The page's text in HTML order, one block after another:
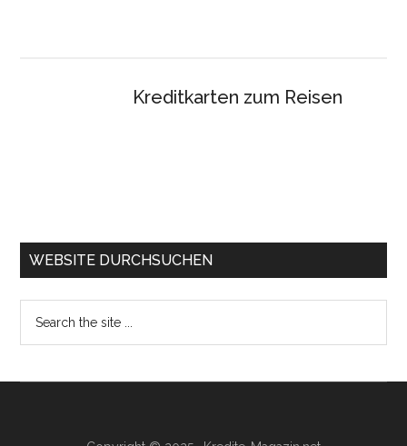
Kreditkarten zum Reisen
WEBSITE DURCHSUCHEN
...